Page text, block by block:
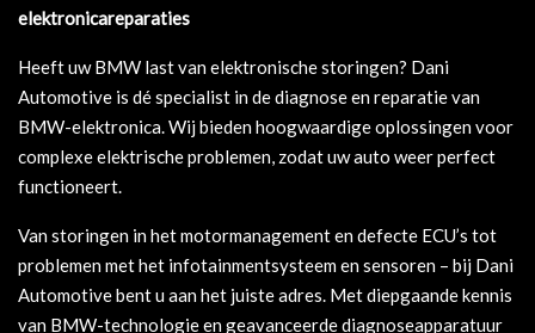
elektronicareparaties
Heeft uw BMW last van elektronische storingen? Dani
Automotive is dé specialist in de diagnose en reparatie van
BMW-elektronica. Wij bieden hoogwaardige oplossingen voor
complexe elektrische problemen, zodat uw auto weer perfect
functioneert.
Van storingen in het motormanagement en defecte ECU’s tot
problemen met het infotainmentsysteem en sensoren – bij Dani
Automotive bent u aan het juiste adres. Met diepgaande kennis
van BMW-technologie en geavanceerde diagnoseapparatuur